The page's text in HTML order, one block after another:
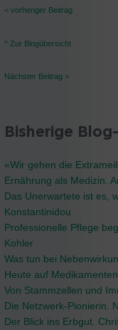
< vorheriger Beitrag
^ Zur Blogübersicht
Nächster Beitrag >
Bisherige
«Wir gehen die
Ernährung als Medizin.
Das Unerwartete ist es,
Konstantinidou
Professionelle Pflege
Kohler
Was tun bei
Heute auf
Von Stammzellen und
Die Netzwerk-Pionierin.
Der Blick ins Erbgut.